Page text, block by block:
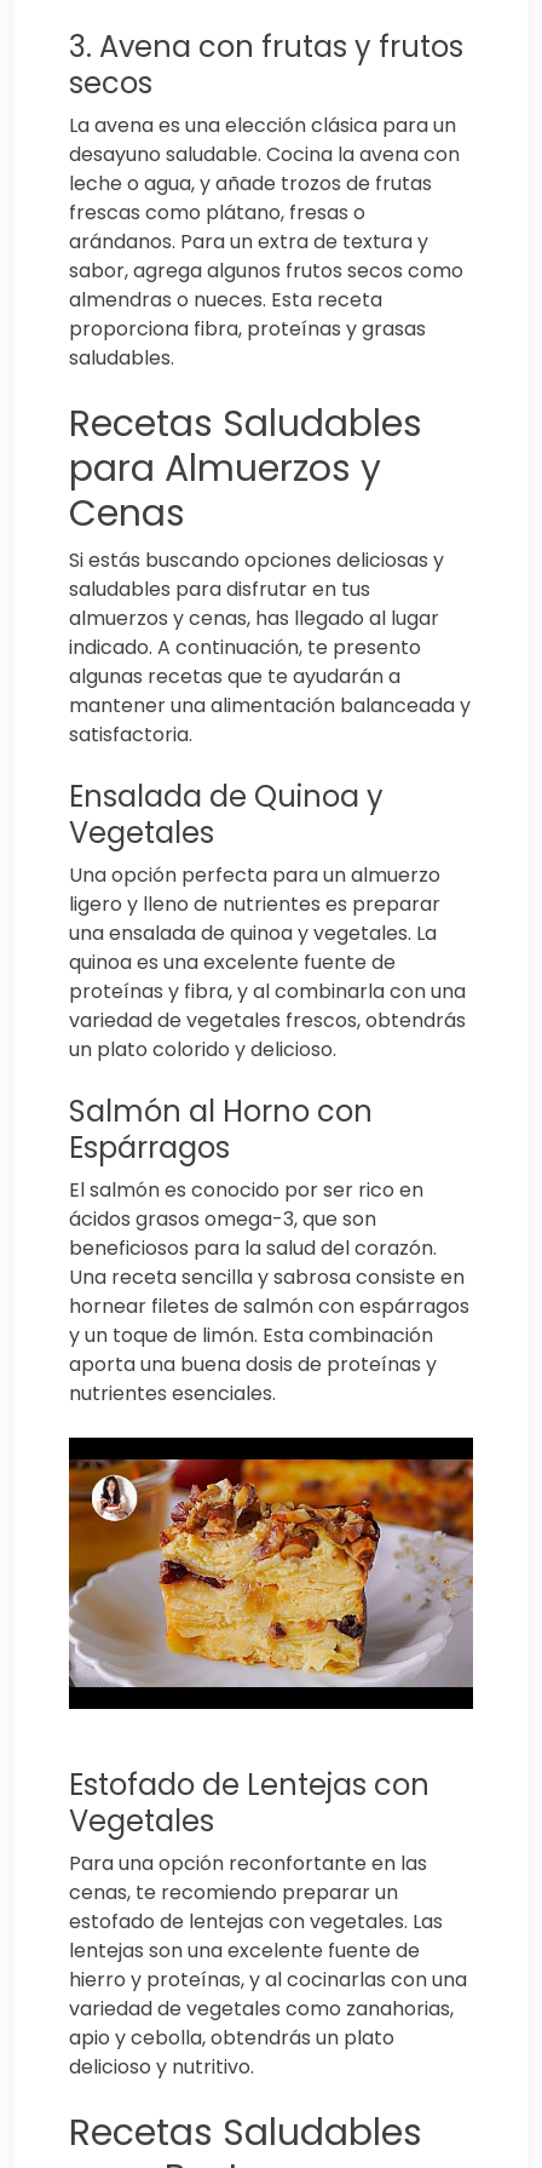
3. Avena con frutas y frutos
secos
La avena es una elección clásica para un
desayuno saludable. Cocina la avena con
leche o agua, y añade trozos de frutas
frescas como plátano, fresas o
arándanos. Para un extra de textura y
sabor, agrega algunos frutos secos como
almendras o nueces. Esta receta
proporciona fibra, proteínas y grasas
saludables.
Recetas Saludables
para Almuerzos y
Cenas
Si estás buscando opciones deliciosas y
saludables para disfrutar en tus
almuerzos y cenas, has llegado al lugar
indicado. A continuación, te presento
algunas recetas que te ayudarán a
mantener una alimentación balanceada y
satisfactoria.
Ensalada de Quinoa y
Vegetales
Una opción perfecta para un almuerzo
ligero y lleno de nutrientes es preparar
una ensalada de quinoa y vegetales. La
quinoa es una excelente fuente de
proteínas y fibra, y al combinarla con una
variedad de vegetales frescos, obtendrás
un plato colorido y delicioso.
Salmón al Horno con
Espárragos
El salmón es conocido por ser rico en
ácidos grasos omega-3, que son
beneficiosos para la salud del corazón.
Una receta sencilla y sabrosa consiste en
hornear filetes de salmón con espárragos
y un toque de limón. Esta combinación
aporta una buena dosis de proteínas y
nutrientes esenciales.
Estofado de Lentejas con
Vegetales
Para una opción reconfortante en las
cenas, te recomiendo preparar un
estofado de lentejas con vegetales. Las
lentejas son una excelente fuente de
hierro y proteínas, y al cocinarlas con una
variedad de vegetales como zanahorias,
apio y cebolla, obtendrás un plato
delicioso y nutritivo.
Recetas Saludables